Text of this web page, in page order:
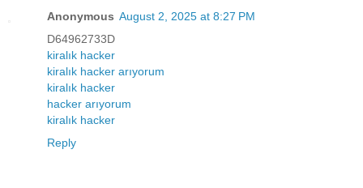
Anonymous August 2, 2025 at 8:27 PM
D64962733D
kiralık hacker
kiralık hacker arıyorum
kiralık hacker
hacker arıyorum
kiralık hacker
Reply